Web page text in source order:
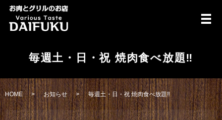
メ
毎週土・日・祝 焼肉食べ放題‼️
HOME お知らせ 毎週土・日・祝 焼肉食べ放題‼️